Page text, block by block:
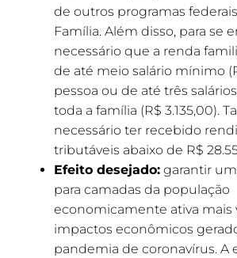
de outros programas
Família. Além disso, para se
necessário que a renda
de até meio salário mínimo
pessoa ou de até três
toda a família (R$ 3.135,00).
necessário ter recebido
tributáveis abaixo de R$
Efeito desejado: garantir
para camadas da população
economicamente ativa mais
impactos econômicos
pandemia de coronavírus. A